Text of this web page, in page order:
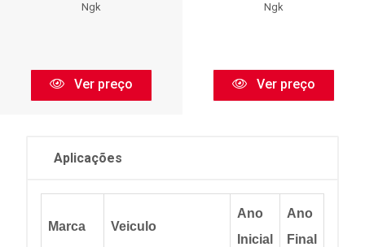
Ngk
Ver preço
Ngk
Ver preço
Aplicações
Marca Veiculo
Ano
Inicial
Ano
Final